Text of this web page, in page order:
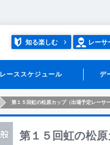
知る楽しむ レーサ
レーススケジュール デ
第１５回虹の松原カップ（出場予定レーサ
第１５回虹の松